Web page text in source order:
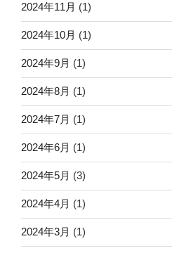
2024年11月 (1)
2024年10月 (1)
2024年9月 (1)
2024年8月 (1)
2024年7月 (1)
2024年6月 (1)
2024年5月 (3)
2024年4月 (1)
2024年3月 (1)